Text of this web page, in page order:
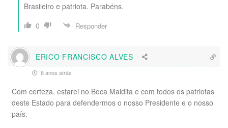
Brasileiro e patriota. Parabéns.
0
Responder
ERICO FRANCISCO ALVES
6 anos atrás
Com certeza, estarei no Boca Maldita e com todos os patriotas
deste Estado para defendermos o nosso Presidente e o nosso
país.